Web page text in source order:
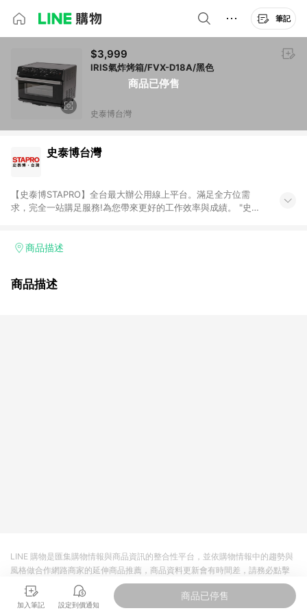
筆記
商品已停售
$3,999
IRIS氣炸烤箱/FVX-D18A/黑色
史泰博台灣
史泰博台灣
【史泰博STAPRO】全台最大辦公用線上平台。滿足全方位需
求，完全一站購足服務!為您帶來更好的工作效率與成績。 "史泰
機器、3C及電腦週邊、辦公傢俱、生活用、茶水間用品、名片及
瀏覽器於 24 小時內結帳才享有回饋。 (2) 訂單未滿免運門檻750
商品描述
商品描述
加入筆記 設定到價通知
商品已停售
LINE 購物是匯集購物情報與商品資訊的整合性平台，並依購物情報中的趨勢與
風格做合作網路商家的延伸商品推薦，商品資料更新會有時間差，請務必點擊
商品至各合作網路商家，確認現售價與購物條件，一切資訊以合作廠商網頁為
準。